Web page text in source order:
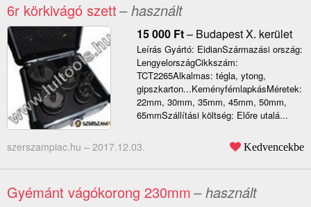
6r körkivágó szett– használt
15 000 Ft– Budapest X. kerület
Leírás Gyártó: EidianSzármazási ország:
LengyelországCikkszám:
TCT2265Alkalmas: tégla, ytong,
gipszkarton...KeményfémlapkásMéretek:
22mm, 30mm, 35mm, 45mm, 50mm,
65mmSzállítási költség: Előre utalá...
szerszampiac.hu – 2017.12.03. Kedvencekbe
Gyémánt vágókorong 230mm– használt